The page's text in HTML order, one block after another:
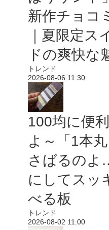
新作チョコ
｜夏限定ス
ドの爽快な
トレンド
2026-08-06 11:30
100均に便
よ～「1本
さばるのよ
にしてスッ
べる板
トレンド
2026-08-02 11:00